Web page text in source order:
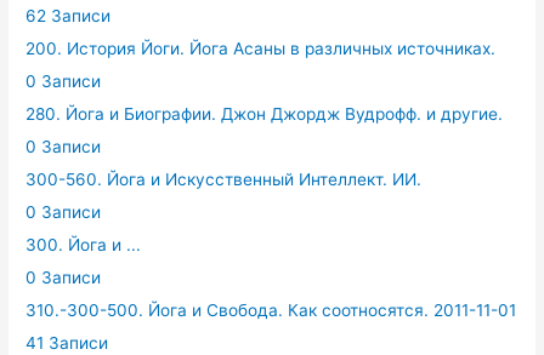
62 Записи
200. История Йоги. Йога Асаны в различных источниках.
0 Записи
280. Йога и Биографии. Джон Джордж Вудрофф. и другие.
0 Записи
300-560. Йога и Искусственный Интеллект. ИИ.
0 Записи
300. Йога и ...
0 Записи
310.-300-500. Йога и Свобода. Как соотносятся. 2011-11-01
41 Записи